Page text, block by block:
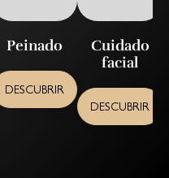
Peinado
DESCUBRIR
Cuidado
facial
DESCUBRIR